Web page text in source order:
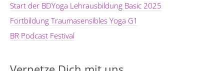
Start der BDYoga Lehrausbildung Basic 2025
Fortbildung Traumasensibles Yoga G1
BR Podcast Festival